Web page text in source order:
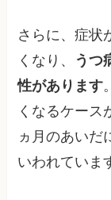
さらに、症状
くなり、
うつ
性があります
くなるケース
ヵ月のあいだ
いわれていま